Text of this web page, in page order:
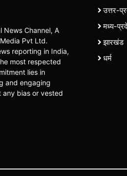
News Channel, A
Pvt Ltd.
reporting in India,
most respected
lies in
and engaging
any bias or vested
उत्तर-
मध्य-
झारखंड
धर्म